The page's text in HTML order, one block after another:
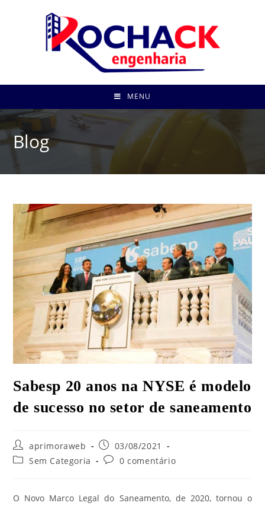
MENU
Blog
Sabesp 20 anos na NYSE é modelo
de sucesso no setor de saneamento
aprimoraweb
03/08/2021
Sem Categoria
0 comentário
O Novo Marco Legal do Saneamento, de 2020, tornou o